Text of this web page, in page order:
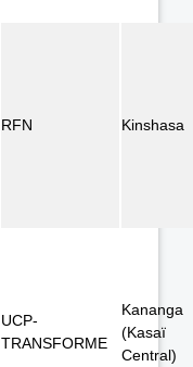
RFN Kinshasa
UCP-
TRANSFORME
Kananga
(Kasaï
Central)